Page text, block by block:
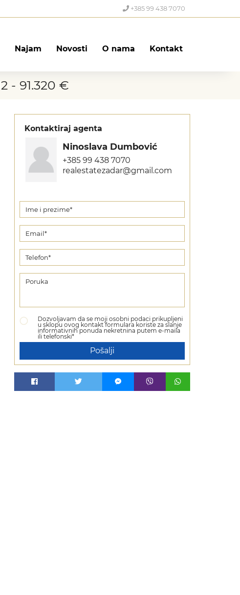
+385 99 438 7070
Najam Novosti O nama Kontakt
- 91.320 €
Kontaktiraj agenta
Ninoslava Dumbović
+385 99 438 7070
realestatezadar@gmail.com
Dozvoljavam da se moji osobni podaci prikupljeni
u sklopu ovog kontakt formulara koriste za slanje
informativnih ponuda nekretnina putem e-maila
ili telefonski*
Pošalji